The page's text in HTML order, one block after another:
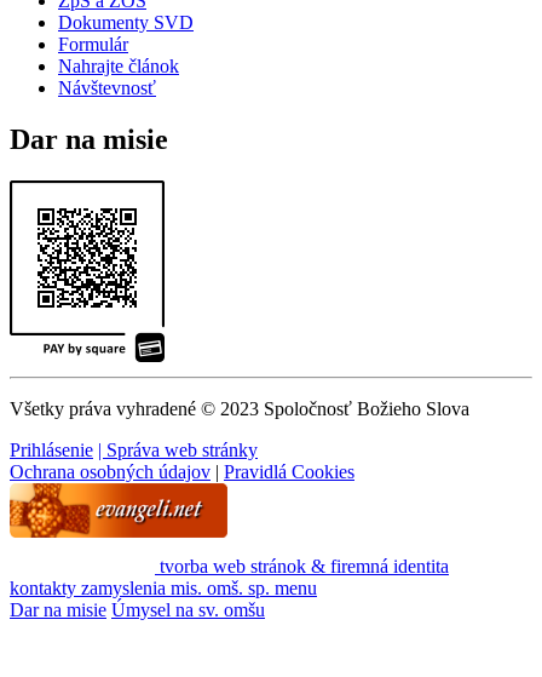
Dokumenty SVD
Formulár
Nahrajte článok
Návštevnosť
Dar na misie
Všetky práva vyhradené © 2023 Spoločnosť Božieho Slova
Prihlásenie | Správa web stránky
Ochrana osobných údajov | Pravidlá Cookies
tvorba web stránok & firemná identita
kontakty zamyslenia mis. omš. sp. menu
Dar na misie Úmysel na sv. omšu